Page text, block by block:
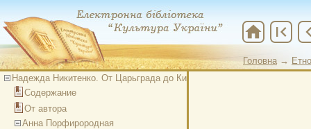
Головна →
Головна→
home first_page chevron_left
Надежда Никитенко. От Царьграда до Киева
Содержание
От автора
Анна Порфирородная